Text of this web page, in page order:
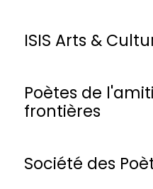
ISIS Arts &
Poètes de
frontières
Société des